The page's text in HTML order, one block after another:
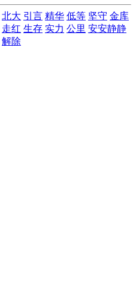
北大 引言 精华 低等 坚守 金库
走红 生存 实力 公里 安安静静
解除